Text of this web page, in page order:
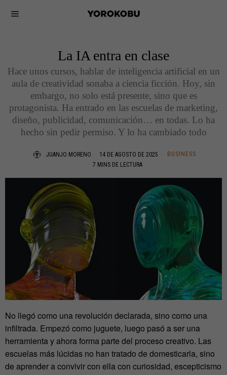
La IA entra en clase
Hace unos cursos, hablar de inteligencia artificial en un
aula de creatividad sonaba a ciencia ficción. Hoy, sin
embargo, no solo está presente, sino que es
protagonista. Ha entrado en las escuelas de marketing,
diseño, publicidad, comunicación… en todas. Lo ha
hecho sin pedir permiso. Y lo ha cambiado todo
JUANJO MORENO 14 DE AGOSTO DE 2025
BUSINESS
7 MINS DE LECTURA
No llegó como una revolución declarada, sino como una
infiltrada. Empezó como juguete, luego pasó a ser una
herramienta y ahora forma parte del proceso creativo. Las
escuelas más lúcidas no han tratado de domesticarla, sino
de aprender a convivir con ella con curiosidad, escepticismo